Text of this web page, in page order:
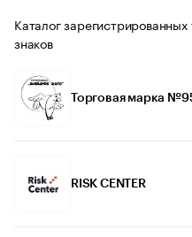
Каталог
знаков
Торговая марка
RISK CENTER